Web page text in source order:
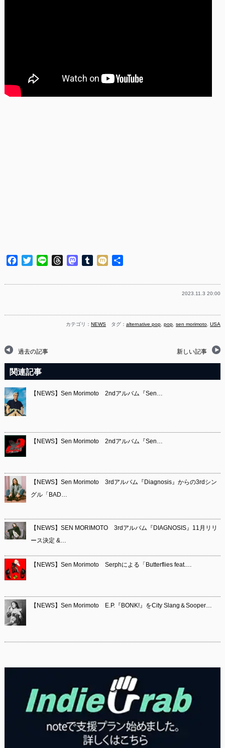
Facebook
TwitterLine ThreadsMastodon
Tumblr
Mixi
2023.11.3 20:00
カテゴリ：NEWS タグ：alternative pop ,pop ,sen morimoto ,USA
過去の記事 新しい記事
関連記事
【NEWS】Sen Morimoto 2ndアルバム『Sen…
【NEWS】Sen Morimoto 2ndアルバム『Sen…
【NEWS】Sen Morimoto 3rdアルバム『Diagnosis』からの3rdシン
グル「BAD…
【NEWS】SEN MORIMOTO 3rdアルバム『DIAGNOSIS』11月リリ
ース決定 &…
【NEWS】Sen Morimoto Serphによる「Butterflies feat.…
【NEWS】Sen Morimoto E.P.『BONK!』をCity Slang＆Sooper…